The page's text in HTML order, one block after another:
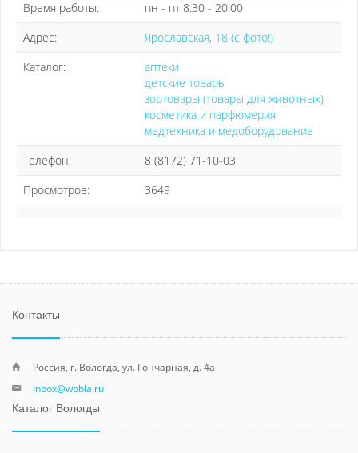
Время работы:
пн - пт 8:30 - 20:00
Адрес:
Ярославская, 18 (с фото!)
Каталог:
аптеки
детские товары
зоотовары (товары для животных)
косметика и парфюмерия
медтехника и медоборудование
Телефон:
8 (8172) 71-10-03
Просмотров:
3649
Контакты
Россия, г. Вологда, ул. Гончарная, д. 4а
inbox@wobla.ru
Каталог Вологды